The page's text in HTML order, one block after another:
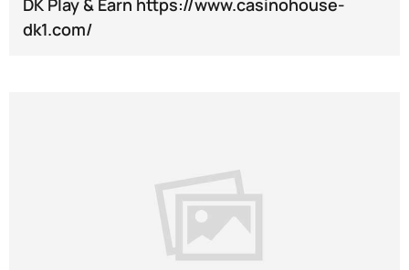
DK Play & Earn https://www.casinohouse-
dk1.com/